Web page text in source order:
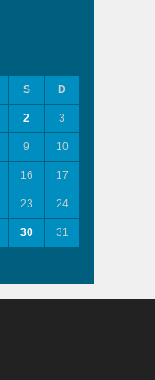
S D
2 3
9 10
16 17
23 24
30
31